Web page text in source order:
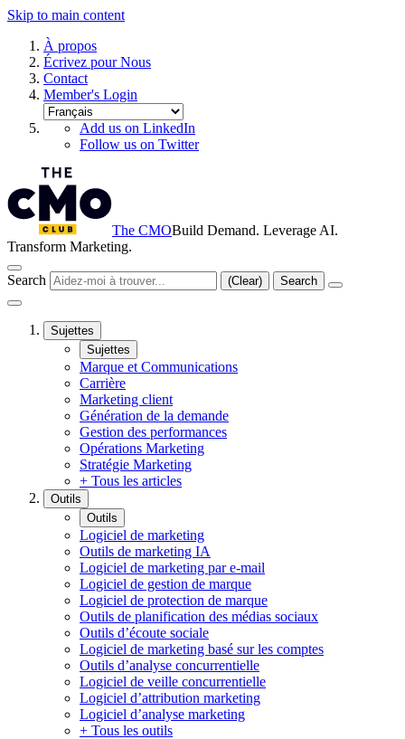
Skip to main content
À propos
Écrivez pour Nous
Contact
Member's Login
Add us on LinkedIn
Follow us on Twitter
The CMOBuild Demand. Leverage AI.
Transform Marketing.
Search (Clear) Search
Sujettes
Sujettes
Marque et Communications
Carrière
Marketing client
Génération de la demande
Gestion des performances
Opérations Marketing
Stratégie Marketing
+ Tous les articles
Outils
Outils
Logiciel de marketing
Outils de marketing IA
Logiciel de marketing par e-mail
Logiciel de gestion de marque
Logiciel de protection de marque
Outils de planification des médias sociaux
Outils d’écoute sociale
Logiciel de marketing basé sur les comptes
Outils d’analyse concurrentielle
Logiciel de veille concurrentielle
Logiciel d’attribution marketing
Logiciel d’analyse marketing
+ Tous les outils